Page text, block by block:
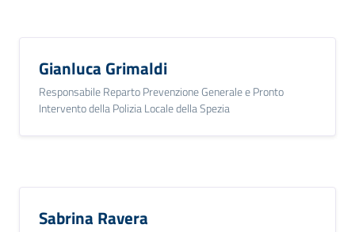
Gianluca Grimaldi
Responsabile Reparto Prevenzione Generale e Pronto
Intervento della Polizia Locale della Spezia
Sabrina Ravera